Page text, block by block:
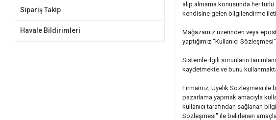
Sipariş Takip
Havale Bildirimleri
alıp almama konusunda her
kendisine gelen bilgilendirme
Mağazamız üzerinden veya
yaptığımız "Kullanıcı
Sistemle ilgili sorunların
kaydetmekte ve bunu
Firmamız, Üyelik Sözleşmesi ile
pazarlama yapmak amacıyla
kullanıcı tarafından sağlanan
Sözleşmesi" ile belirlenen